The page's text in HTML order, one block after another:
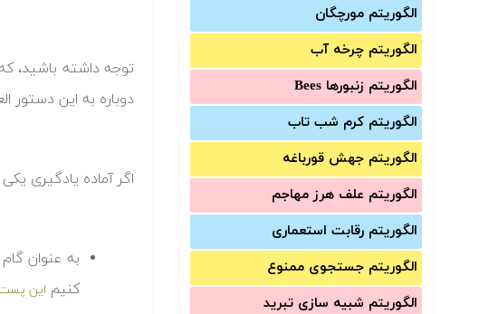
الگوریتم مورچگان
الگوریتم چرخه آب
الگوریتم زنبورها Bees
الگوریتم کرم شب تاب
الگوریتم جهش قورباغه
الگوریتم علف هرز مهاجم
الگوریتم رقابت استعماری
الگوریتم جستجوی ممنوع
الگوریتم شبیه سازی تبرید
توجه داشته باشید،
دوباره به این دستور
اگر آماده یادگیری
به عنوان
کنیم این